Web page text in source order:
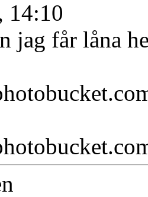
14:10
jag får låna